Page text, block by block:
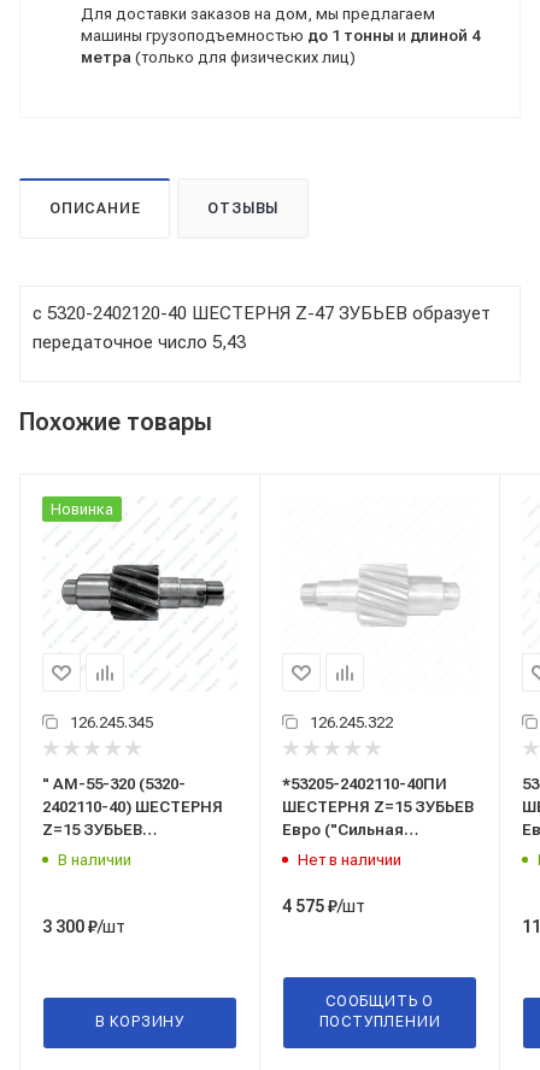
Для доставки заказов на дом, мы предлагаем
машины грузоподъемностью до 1 тонны и длиной 4
метра (только для физических лиц)
ОПИСАНИЕ ОТЗЫВЫ
с 5320-2402120-40 ШЕСТЕРНЯ Z-47 ЗУБЬЕВ образует
передаточное число 5,43
Похожие товары
Новинка
126.245.345
" AM-55-320 (5320-
2402110-40) ШЕСТЕРНЯ
Z=15 ЗУБЬЕВ
"Автомагнат"
В наличии
3 300₽/шт
В КОРЗИНУ
126.245.322
*53205-2402110-40ПИ
ШЕСТЕРНЯ Z=15 ЗУБЬЕВ
Евро ("Сильная
система",
Нет в наличии
4 575₽/шт
СООБЩИТЬ О
ПОСТУПЛЕНИИ